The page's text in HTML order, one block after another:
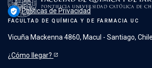
verified_user Políticas de Privacidad
FACULTAD DE QUÍMICA Y DE FARMACIA UC
Vicuña Mackenna 4860, Macul - Santiago, Chile
¿Cómo llegar?